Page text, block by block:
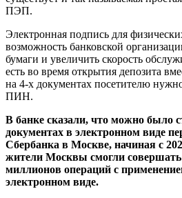
ПЭП.
Электронная подпись для
возможность банковской
бумаги и увеличить скорость
есть во время открытия депозита
на 4-х документах посетителю
ПИН.
В банке сказали, что можно было
документах в электронном виде
Сбербанка в Москве, начиная с
жители Москвы смогли
миллионов операций с
электронном виде.